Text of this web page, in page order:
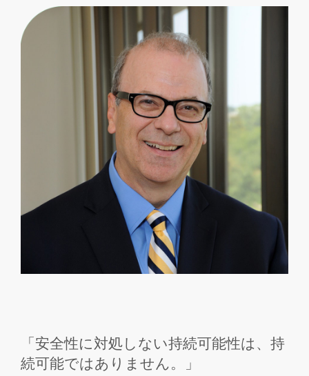
「安全性に対処しない持続可能性は、持
続可能ではありません。」